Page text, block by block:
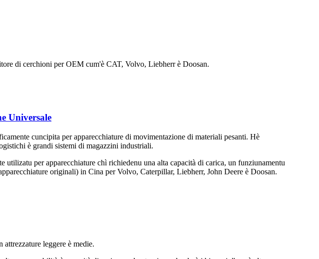
di cerchioni per OEM cum'è CAT, Volvo, Liebherr è Doosan.
Universale
cuncipita per apparecchiature di movimentazione di materiali pesanti. Hè
è grandi sistemi di magazzini industriali.
per apparecchiature chì richiedenu una alta capacità di carica, un funziunamentu
originali) in Cina per Volvo, Caterpillar, Liebherr, John Deere è Doosan.
leggere è medie.